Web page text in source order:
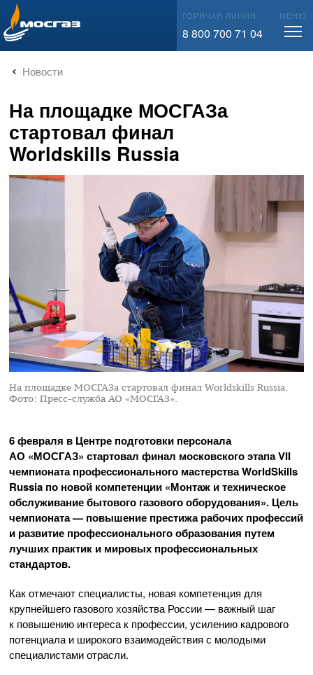
info@mos-gaz.ru ГОРЯЧАЯ ЛИНИЯ
8 800 700 71 04
МЕНЮ
Новости
На площадке МОСГАЗа
стартовал финал
Worldskills Russia
На площадке МОСГАЗа стартовал финал Worldskills Russia.
Фото: Пресс-служба АО «МОСГАЗ».
6 февраля в Центре подготовки персонала
АО «МОСГАЗ» стартовал финал московского этапа VII
чемпионата профессионального мастерства WorldSkills
Russia по новой компетенции «Монтаж и техническое
обслуживание бытового газового оборудования». Цель
чемпионата — повышение престижа рабочих профессий
и развитие профессионального образования путем
лучших практик и мировых профессиональных
стандартов.
Как отмечают специалисты, новая компетенция для
крупнейшего газового хозяйства России — важный шаг
к повышению интереса к профессии, усилению кадрового
потенциала и широкого взаимодействия с молодыми
специалистами отрасли.